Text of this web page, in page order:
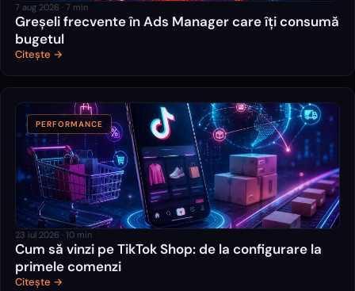
7 aug 2026 · 7 min
Greșeli frecvente în Ads Manager care îți consumă
bugetul
Citește →
PERFORMANCE
23 iul 2026 · 10 min
Cum să vinzi pe TikTok Shop: de la configurare la
primele comenzi
Citește →